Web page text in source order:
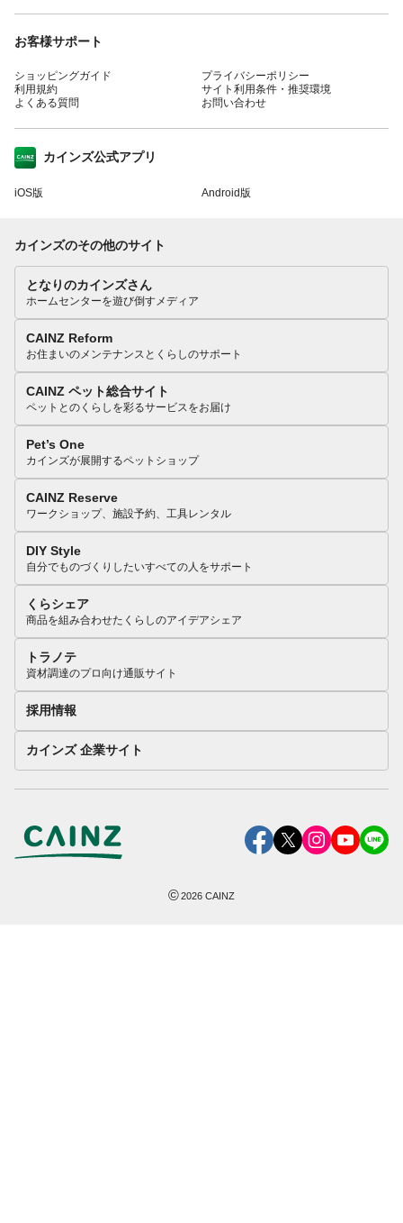
お客様サポート
ショッピングガイド
利用規約
よくある質問
プライバシーポリシー
サイト利用条件・推奨環境
お問い合わせ
カインズ公式アプリ
iOS版 Android版
カインズのその他のサイト
となりのカインズさん
ホームセンターを遊び倒すメディア
CAINZ Reform
お住まいのメンテナンスとくらしのサポート
CAINZ ペット総合サイト
ペットとのくらしを彩るサービスをお届け
Pet’s One
カインズが展開するペットショップ
CAINZ Reserve
ワークショップ、施設予約、工具レンタル
DIY Style
自分でものづくりしたいすべての人をサポート
くらシェア
商品を組み合わせたくらしのアイデアシェア
トラノテ
資材調達のプロ向け通販サイト
採用情報
カインズ 企業サイト
©2026 CAINZ